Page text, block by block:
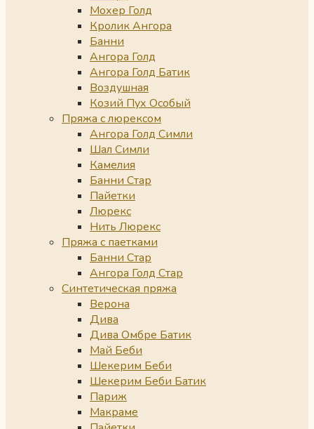
Мохер Голд
Кролик Ангора
Банни
Ангора Голд
Ангора Голд Батик
Воздушная
Козий Пух Особый
Пряжа с люрексом
Ангора Голд Симли
Шал Симли
Камелия
Банни Стар
Пайетки
Люрекс
Нить Люрекс
Пряжа с паетками
Банни Стар
Ангора Голд Стар
Синтетическая пряжа
Верона
Дива
Дива Омбре Батик
Май Беби
Шекерим Беби
Шекерим Беби Батик
Париж
Макраме